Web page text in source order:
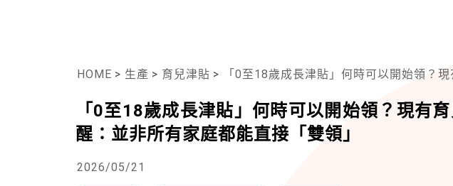
HOME > 生產 > 育兒津貼 > 「0至18歲成長津貼」何時可以開始領？現有育兒津貼可疊
「0至18歲成長津貼」何時可以開始領？現有
醒：並非所有家庭都能直接「雙領」
2026/05/21